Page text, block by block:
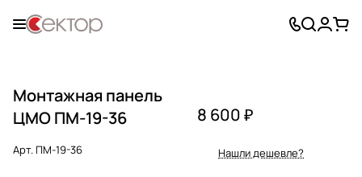
Монтажная панель
ЦМО ПМ-19-36
Арт.ПМ-19-36
8 600 ₽
Нашли дешевле?